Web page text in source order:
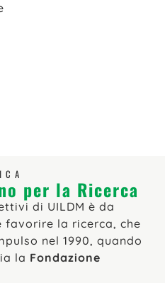
per la Ricerca
di UILDM è da
favorire la ricerca, che
nel 1990, quando
la Fondazione